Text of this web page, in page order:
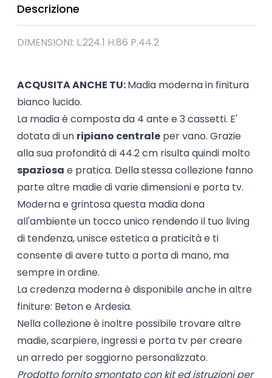
Descrizione
DIMENSIONI: L.224.1 H.86 P.44.2
ACQUSITA ANCHE TU:Madia moderna in finitura
bianco lucido.
La madia è composta da 4 ante e 3 cassetti. E'
dotata di un ripiano centraleper vano. Grazie
alla sua profondità di 44.2 cm risulta quindi molto
spaziosa e pratica. Della stessa collezione fanno
parte altre madie di varie dimensioni e porta tv.
Moderna e grintosa questa madia dona
all'ambiente un tocco unico rendendo il tuo living
di tendenza, unisce estetica a praticità e ti
consente di avere tutto a porta di mano, ma
sempre in ordine.
La credenza moderna è disponibile anche in altre
finiture: Beton e Ardesia.
Nella collezione è inoltre possibile trovare altre
madie, scarpiere, ingressi e porta tv per creare
un arredo per soggiorno personalizzato.
Prodotto fornito smontato con kit ed istruzioni per